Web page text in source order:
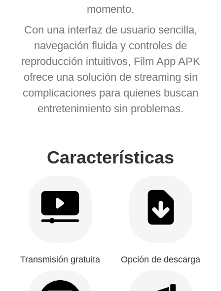
momento.
Con una interfaz de usuario sencilla,
navegación fluida y controles de
reproducción intuitivos, Film App APK
ofrece una solución de streaming sin
complicaciones para quienes buscan
entretenimiento sin problemas.
Características
Transmisión gratuita Opción de descarga